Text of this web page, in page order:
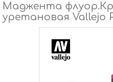
Маджента
уретановая Vallejo